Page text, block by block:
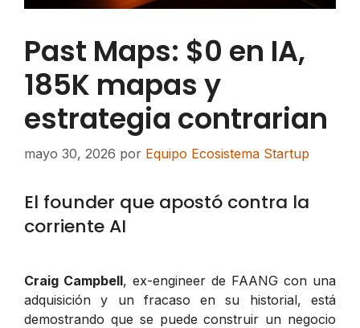
Past Maps: $0 en IA,
185K mapas y
estrategia contrarian
mayo 30, 2026 por Equipo Ecosistema Startup
El founder que apostó contra la
corriente AI
Craig Campbell, ex-engineer de FAANG con una
adquisición y un fracaso en su historial, está
demostrando que se puede construir un negocio